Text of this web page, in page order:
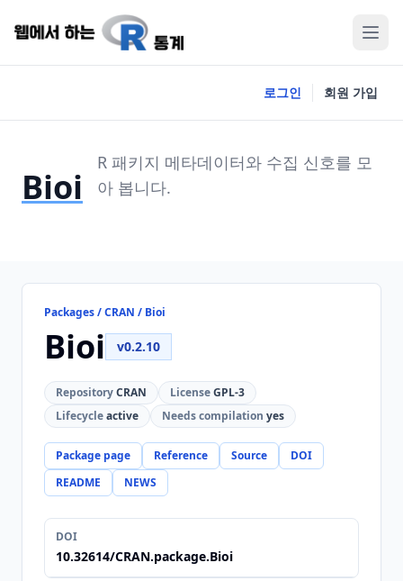
로그인 회원 가입
Bioi
R 패키지 메타데이터와 수집 신호를 모
아 봅니다.
Packages / CRAN / Bioi
Bioi v0.2.10
RepositoryCRAN LicenseGPL-3
Lifecycleactive Needs compilation yes
Package page Reference Source
DOI
README
NEWS
DOI
10.32614/CRAN.package.Bioi